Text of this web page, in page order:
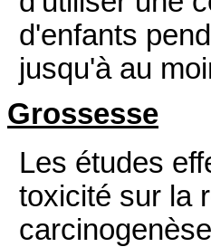
d'enfants
jusqu'à au
Grossesse
Les études
toxicité sur la